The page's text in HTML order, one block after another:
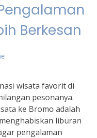
Berkesan
wisata favorit di
pesonanya.
ke Bromo adalah
liburan
pengalaman